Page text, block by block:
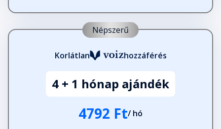
Népszerű
Korlátlan hozzáférés
4 + 1 hónap ajándék
4792 Ft/ hó